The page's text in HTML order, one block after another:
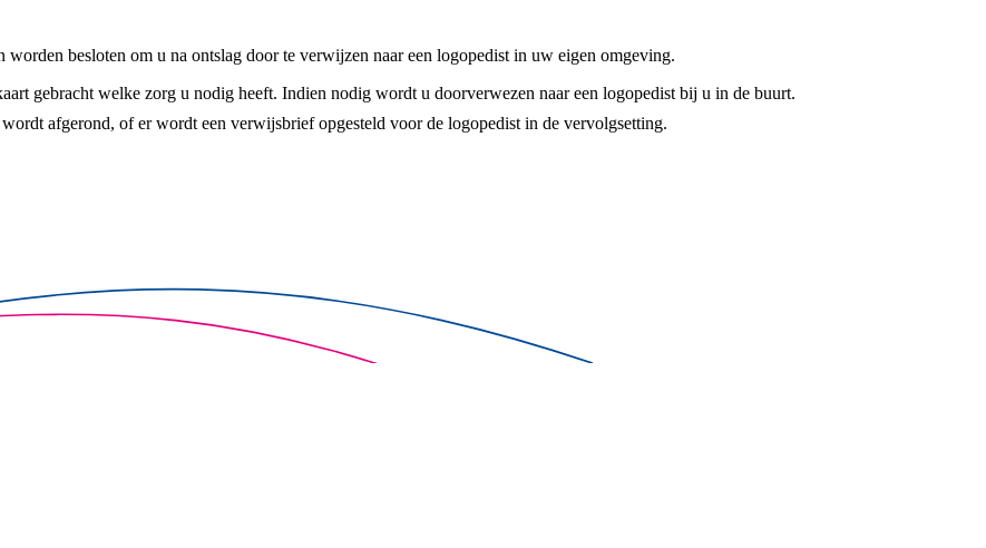
besloten om u na ontslag door te verwijzen naar een logopedist in uw eigen omgeving.
gebracht welke zorg u nodig heeft. Indien nodig wordt u doorverwezen naar een logopedist bij u in de buurt.
afgerond, of er wordt een verwijsbrief opgesteld voor de logopedist in de vervolgsetting.